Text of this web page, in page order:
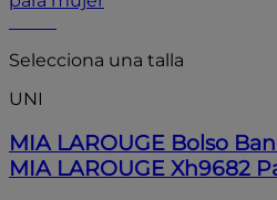
Selecciona una talla
UNI
MIA LAROUGE Bolso
MIA LAROUGE Xh9682